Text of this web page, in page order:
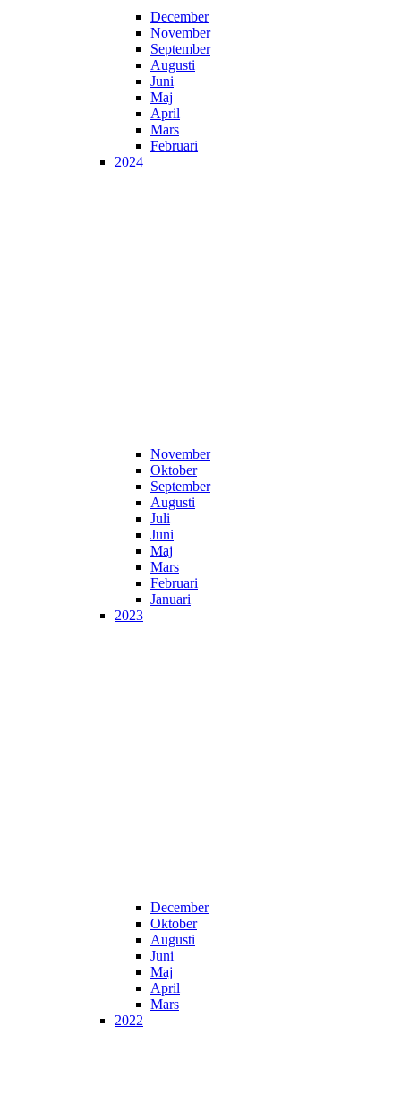
December
November
September
Augusti
Juni
Maj
April
Mars
Februari
2024
November
Oktober
September
Augusti
Juli
Juni
Maj
Mars
Februari
Januari
2023
December
Oktober
Augusti
Juni
Maj
April
Mars
2022